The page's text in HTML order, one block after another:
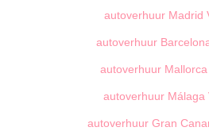
autoverhuur Madrid
autoverhuur
autoverhuur
autoverhuur Málaga
autoverhuur Gran